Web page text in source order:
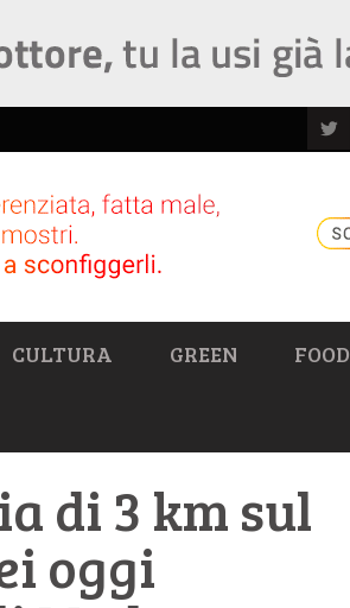
CULTURA GREEN FOOD
di 3 km sul
oggi